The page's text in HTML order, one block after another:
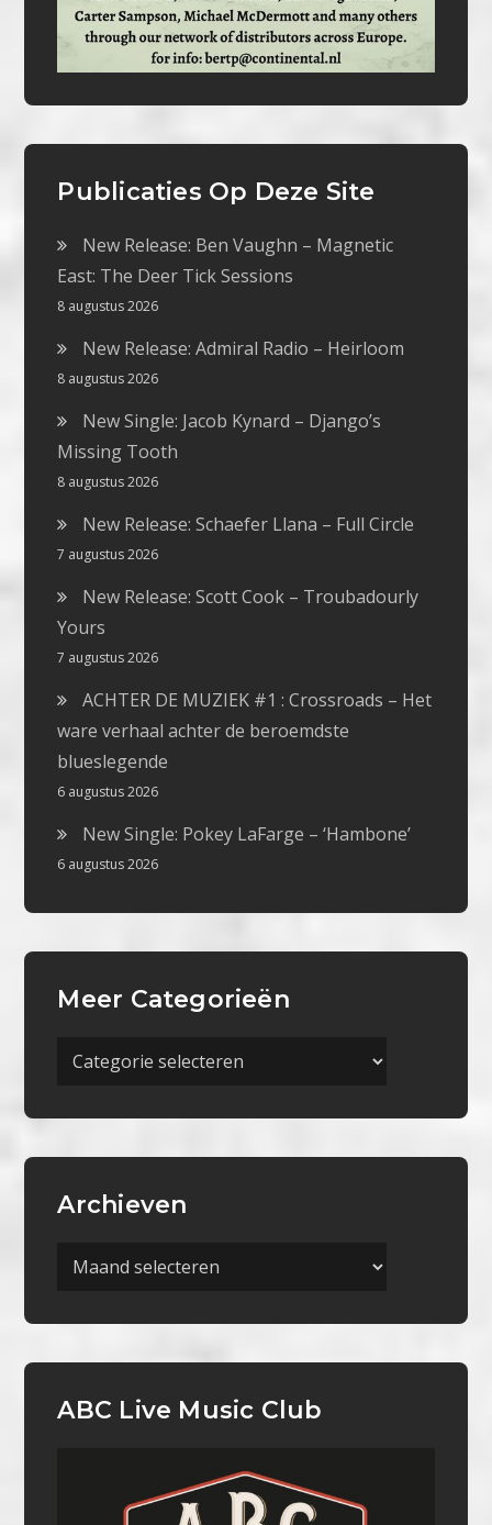
Publicaties Op Deze Site
New Release: Ben Vaughn – Magnetic
East: The Deer Tick Sessions
8 augustus 2026
New Release: Admiral Radio – Heirloom
8 augustus 2026
New Single: Jacob Kynard – Django’s
Missing Tooth
8 augustus 2026
New Release: Schaefer Llana – Full Circle
7 augustus 2026
New Release: Scott Cook – Troubadourly
Yours
7 augustus 2026
ACHTER DE MUZIEK #1 : Crossroads – Het
ware verhaal achter de beroemdste
blueslegende
6 augustus 2026
New Single: Pokey LaFarge – ‘Hambone’
6 augustus 2026
Meer Categorieën
Meer
Archieven
Archieven
ABC Live Music Club